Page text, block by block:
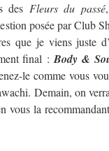
des Fleurs du passé
posée par Club
que je viens juste
final :Body &
le comme vous
Demain, on
vous la